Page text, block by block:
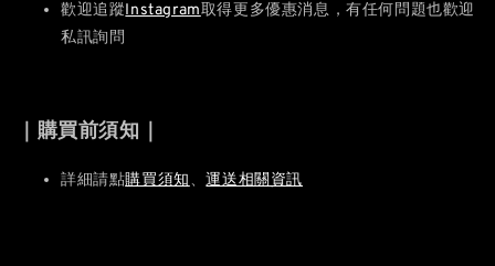
歡迎追蹤Instagram取得更多優惠消息，有任何問題也歡迎
私訊詢問
｜購買前須知｜
詳細請點購買須知、運送相關資訊